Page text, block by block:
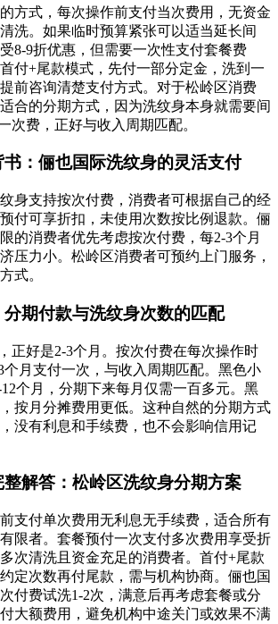
方式，每次操作前支付当次费用，无资金
洗。如果临时预算紧张可以适当延长间
8-9折优惠，但需要一次性支付套餐费
付+尾款模式，先付一部分定金，洗到一
前咨询清楚支付方式。对于松岭区消费
合的分期方式，因为洗纹身本身就需要间
次费，正好与收入周期匹配。
：俪也国际洗纹身的灵活支付
身支持按次付费，消费者可根据自己的经
付可享折扣，未使用次数按比例退款。俪
的消费者优先考虑按次付费，每2-3个月
压力小。松岭区消费者可预约上门服务，
式。
分期付款与洗纹身次数的匹配
正好是2-3个月。按次付费在每次操作时
个月支付一次，与收入周期匹配。黑色小
个月，分期下来每月仅需一百多元。黑
按月分摊费用更低。这种自然的分期方式
没有利息和手续费，也不会影响信用记
解答：松岭区洗纹身分期方案
支付单次费用无利息无手续费，适合所有
限者。套餐预付一次支付多次费用享受折
次清洗且资金充足的消费者。首付+尾款
定次数再付尾款，需与机构协商。俪也国
付费试洗1-2次，满意后再考虑套餐或分
大额费用，避免机构中途关门或效果不满